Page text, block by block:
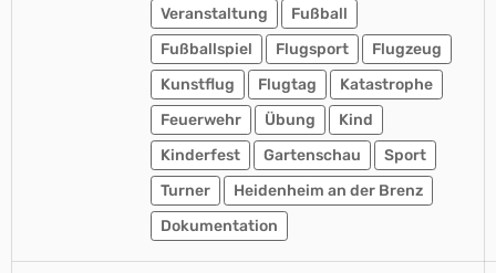
Veranstaltung
Fußball
Fußballspiel
Flugsport
Flugzeug
Kunstflug
Flugtag
Katastrophe
Feuerwehr
Übung
Kind
Kinderfest
Gartenschau
Sport
Turner
Heidenheim an der Brenz
Dokumentation